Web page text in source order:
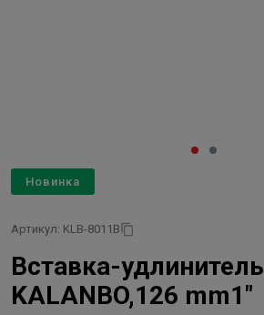
Новинка
Артикул: KLB-8011B
Вставка-удлинитель
KALANBO,126 mm1"